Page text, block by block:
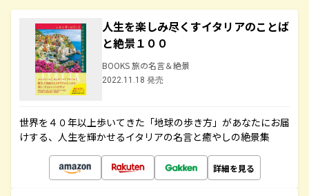
人生を楽しみ尽くすイタリアのことば
と絶景１００
BOOKS 旅の名言＆絶景
2022.11.18 発売
世界を４０年以上歩いてきた「地球の歩き方」があなたにお届
けする、人生を輝かせるイタリアの名言と癒やしの絶景集
詳細を見る